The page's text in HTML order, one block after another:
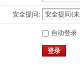
安全提问:
自动登录
登录